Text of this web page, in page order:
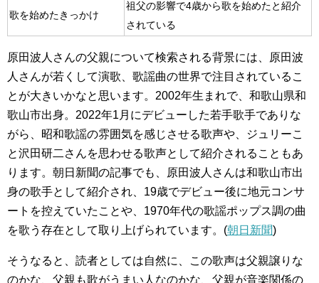
歌を始めたきっかけ
祖父の影響で4歳から歌を始めたと紹介
されている
原田波人さんの父親について検索される背景には、原田波
人さんが若くして演歌、歌謡曲の世界で注目されているこ
とが大きいかなと思います。2002年生まれで、和歌山県和
歌山市出身。2022年1月にデビューした若手歌手でありな
がら、昭和歌謡の雰囲気を感じさせる歌声や、ジュリーこ
と沢田研二さんを思わせる歌声として紹介されることもあ
ります。朝日新聞の記事でも、原田波人さんは和歌山市出
身の歌手として紹介され、19歳でデビュー後に地元コンサ
ートを控えていたことや、1970年代の歌謡ポップス調の曲
を歌う存在として取り上げられています。(朝日新聞)
そうなると、読者としては自然に、この歌声は父親譲りな
のかな、父親も歌がうまい人なのかな、父親が音楽関係の